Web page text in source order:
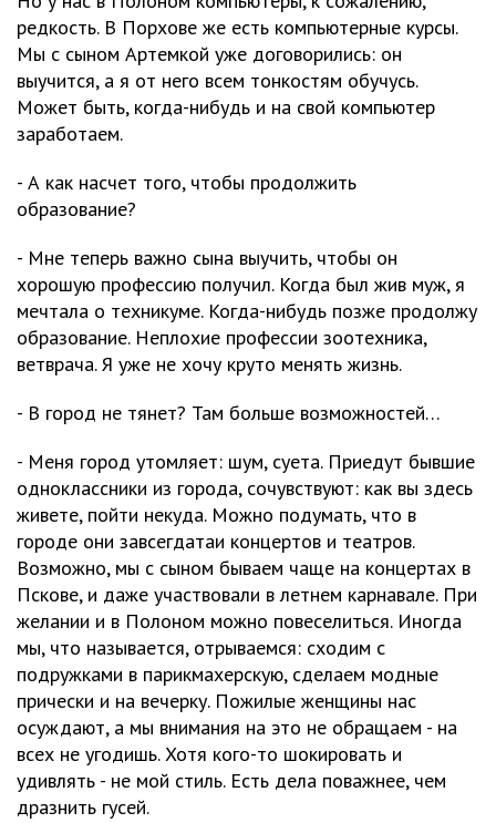
редкость. В Порхове же есть компьютерные курсы.
Мы с сыном Артемкой уже договорились: он
выучится, а я от него всем тонкостям обучусь.
Может быть, когда-нибудь и на свой компьютер
заработаем.
- А как насчет того, чтобы продолжить
образование?
- Мне теперь важно сына выучить, чтобы он
хорошую профессию получил. Когда был жив муж, я
мечтала о техникуме. Когда-нибудь позже продолжу
образование. Неплохие профессии зоотехника,
ветврача. Я уже не хочу круто менять жизнь.
- В город не тянет? Там больше возможностей…
- Меня город утомляет: шум, суета. Приедут бывшие
одноклассники из города, сочувствуют: как вы здесь
живете, пойти некуда. Можно подумать, что в
городе они завсегдатаи концертов и театров.
Возможно, мы с сыном бываем чаще на концертах в
Пскове, и даже участвовали в летнем карнавале. При
желании и в Полоном можно повеселиться. Иногда
мы, что называется, отрываемся: сходим с
подружками в парикмахерскую, сделаем модные
прически и на вечерку. Пожилые женщины нас
осуждают, а мы внимания на это не обращаем - на
всех не угодишь. Хотя кого-то шокировать и
удивлять - не мой стиль. Есть дела поважнее, чем
дразнить гусей.